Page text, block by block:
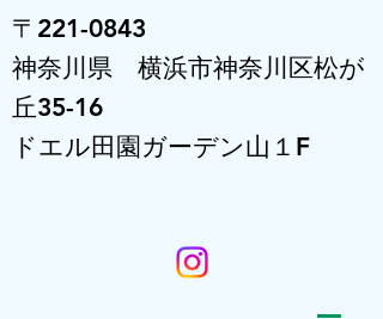
〒221-0843
神奈川県 横浜市神奈川区松が
丘35-16
ドエル田園ガーデン山１F